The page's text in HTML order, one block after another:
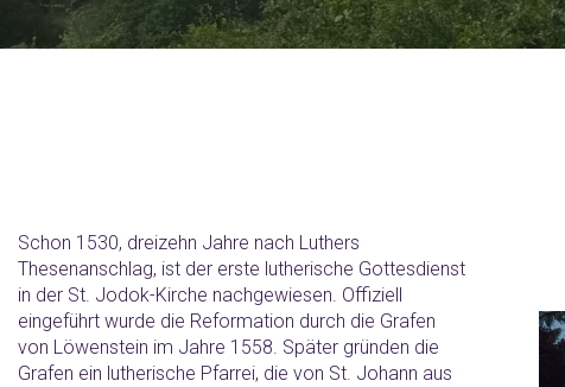
Schon 1530, dreizehn Jahre nach Luthers
Thesenanschlag, ist der erste lutherische Gottesdienst
in der St. Jodok-Kirche nachgewiesen. Offiziell
eingeführt wurde die Reformation durch die Grafen
von Löwenstein im Jahre 1558. Später gründen die
Grafen ein lutherische Pfarrei, die von St. Johann aus